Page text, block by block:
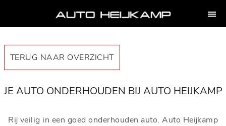
TERUG NAAR OVERZICHT
JE AUTO ONDERHOUDEN BIJ AUTO HEIJKAMP
Rij veilig in een goed onderhouden auto. Auto Heijkamp